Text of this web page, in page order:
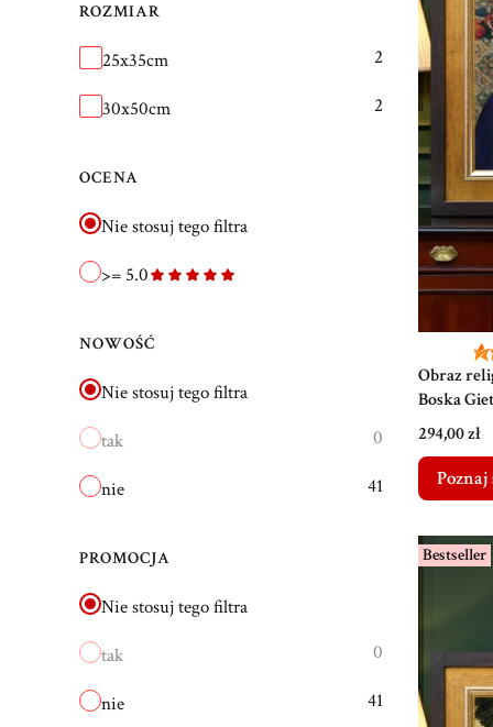
ROZMIAR
Rozmiar
25x35cm 2
30x50cm 2
OCENA
Nie stosuj tego filtra
>= 5.0
NOWOŚĆ
Nie stosuj tego filtra
tak
0
nie 41
PROMOCJA
Nie stosuj tego filtra
tak
0
nie 41
Obraz
Boska
38,5 cm
Cena
294,00 zł
Poznaj
Bestseller